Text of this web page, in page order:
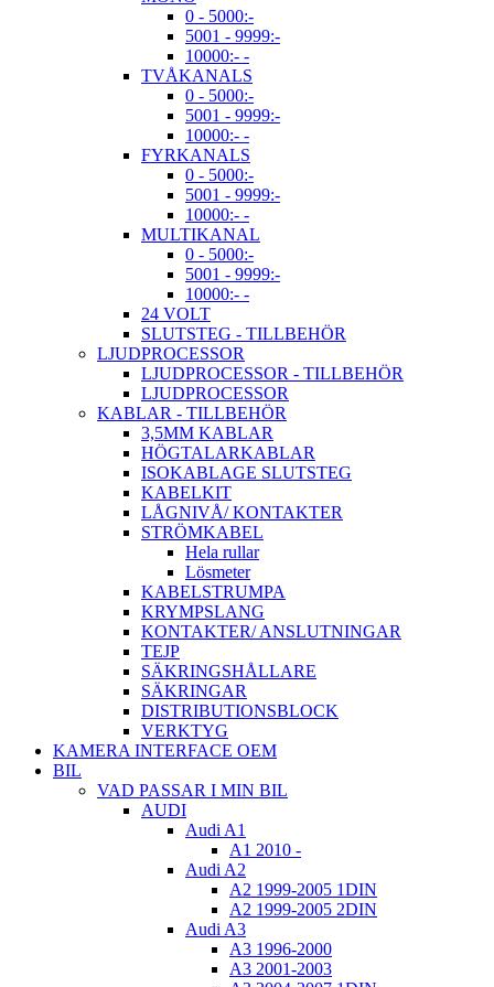
0 - 5000:-
5001 - 9999:-
10000:- -
TVÅKANALS
0 - 5000:-
5001 - 9999:-
10000:- -
FYRKANALS
0 - 5000:-
5001 - 9999:-
10000:- -
MULTIKANAL
0 - 5000:-
5001 - 9999:-
10000:- -
24 VOLT
SLUTSTEG - TILLBEHÖR
LJUDPROCESSOR
LJUDPROCESSOR - TILLBEHÖR
LJUDPROCESSOR
KABLAR - TILLBEHÖR
3,5MM KABLAR
HÖGTALARKABLAR
ISOKABLAGE SLUTSTEG
KABELKIT
LÅGNIVÅ/ KONTAKTER
STRÖMKABEL
Hela rullar
Lösmeter
KABELSTRUMPA
KRYMPSLANG
KONTAKTER/ ANSLUTNINGAR
TEJP
SÄKRINGSHÅLLARE
SÄKRINGAR
DISTRIBUTIONSBLOCK
VERKTYG
KAMERA INTERFACE OEM
BIL
VAD PASSAR I MIN BIL
AUDI
Audi A1
A1 2010 -
Audi A2
A2 1999-2005 1DIN
A2 1999-2005 2DIN
Audi A3
A3 1996-2000
A3 2001-2003